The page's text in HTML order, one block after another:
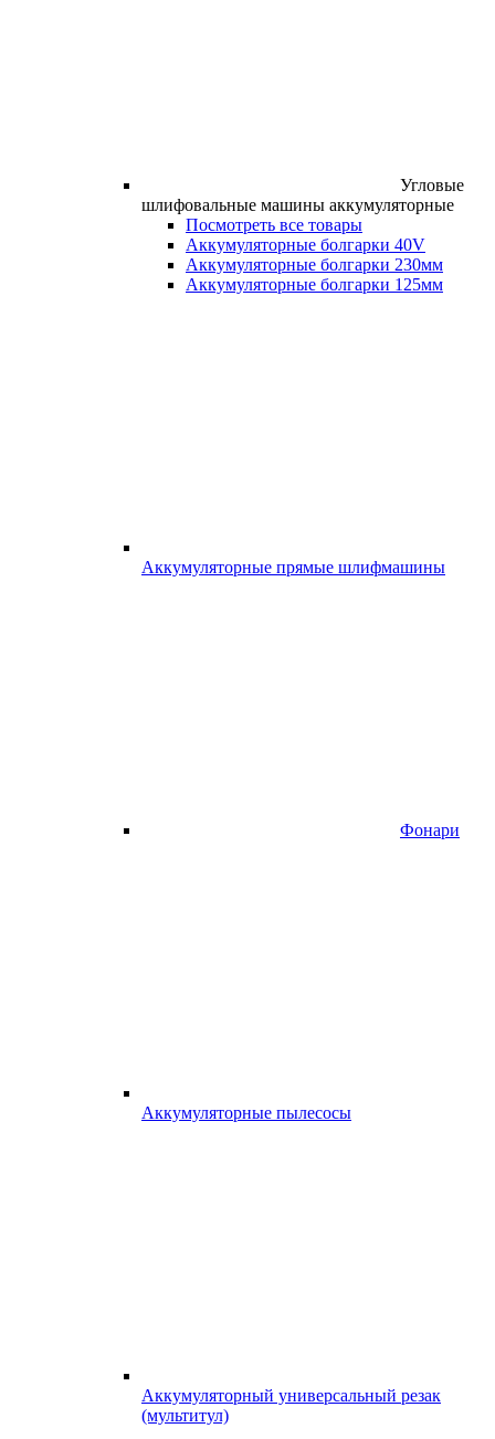
Угловые
шлифовальные машины аккумуляторные
Посмотреть все товары
Аккумуляторные болгарки 40V
Аккумуляторные болгарки 230мм
Аккумуляторные болгарки 125мм
Аккумуляторные прямые шлифмашины
Фонари
Аккумуляторные пылесосы
Аккумуляторный универсальный резак
(мультитул)